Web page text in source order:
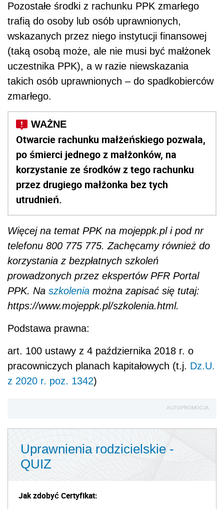
Pozostałe środki z rachunku PPK zmarłego
trafią do osoby lub osób uprawnionych,
wskazanych przez niego instytucji finansowej
(taką osobą może, ale nie musi być małżonek
uczestnika PPK), a w razie niewskazania
takich osób uprawnionych – do spadkobierców
zmarłego.
Otwarcie rachunku małżeńskiego pozwala,
po śmierci jednego z małżonków, na
korzystanie ze środków z tego rachunku
przez drugiego małżonka bez tych
utrudnień.
Więcej na temat PPK na mojeppk.pl i pod nr
telefonu 800 775 775. Zachęcamy również do
korzystania z bezpłatnych szkoleń
prowadzonych przez ekspertów PFR Portal
PPK. Na szkolenia można zapisać się tutaj:
https://www.mojeppk.pl/szkolenia.html.
Podstawa prawna:
art. 100 ustawy z 4 października 2018 r. o
pracowniczych planach kapitałowych (t.j. Dz.U.
z 2020 r. poz. 1342)
AUTOPROMOCJA
Uprawnienia rodzicielskie -
QUIZ
Jak zdobyć Certyfikat: